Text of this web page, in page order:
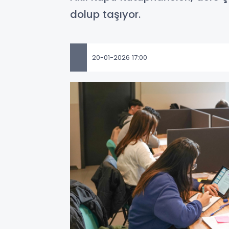
dolup taşıyor.
20-01-2026 17:00